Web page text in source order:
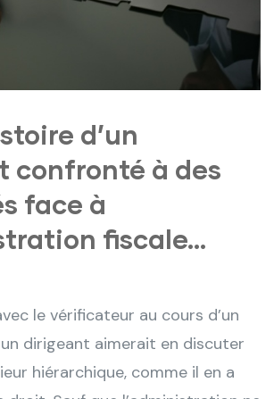
d’un
confronté à des
face à
fiscale…
le vérificateur au cours d’un
dirigeant aimerait en discuter
hiérarchique, comme il en a